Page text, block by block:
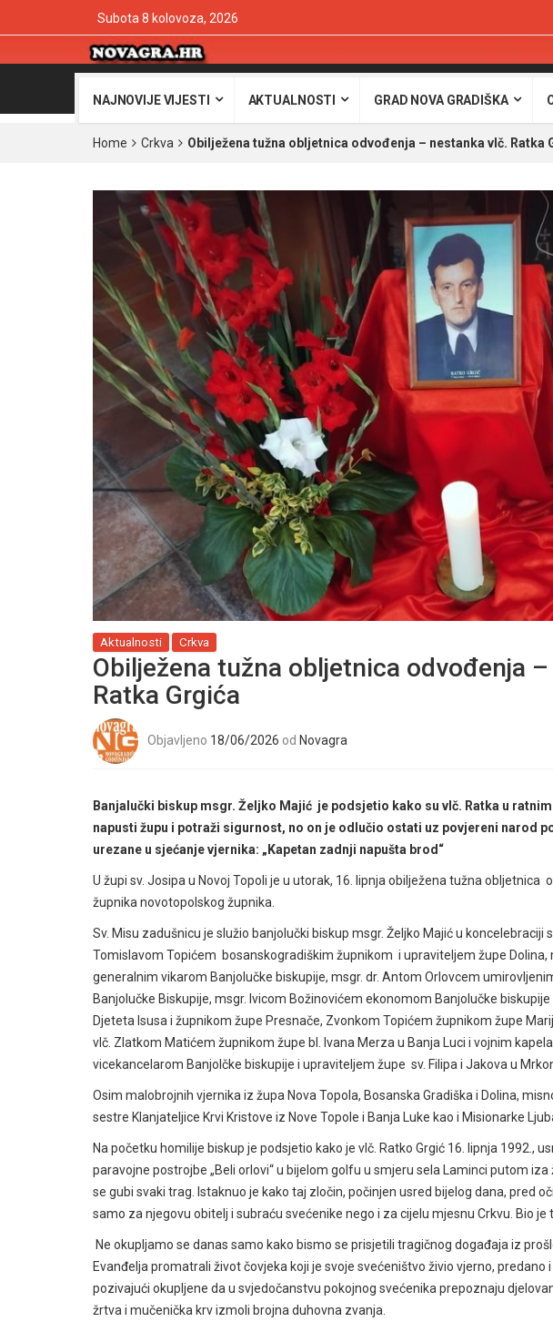
Subota 8 kolovoza, 2026
NAJNOVIJE VIJESTI AKTUALNOSTI GRAD NOVA GRADIŠKA
Home Crkva Obilježena tužna obljetnica odvođenja – nestanka vlč. Ratka
Aktualnosti Crkva
Obilježena tužna obljetnica odvođenja
Ratka Grgića
Objavljeno 18/06/2026 od Novagra
Banjalučki biskup msgr. Željko Majić je podsjetio kako su vlč. Ratka u
napusti župu i potraži sigurnost, no on je odlučio ostati uz povjereni narod
urezane u sjećanje vjernika: „Kapetan zadnji napušta brod“
U župi sv. Josipa u Novoj Topoli je u utorak, 16. lipnja obilježena tužna obljetnica
župnika novotopolskog župnika.
Sv. Misu zadušnicu je služio banjolučki biskup msgr. Željko Majić u koncelebraciji
Tomislavom Topićem bosanskogradiškim župnikom i upraviteljem župe Dolina,
generalnim vikarom Banjolučke biskupije, msgr. dr. Antom Orlovcem
Banjolučke Biskupije, msgr. Ivicom Božinovićem ekonomom Banjolučke
Djeteta Isusa i župnikom župe Presnače, Zvonkom Topićem župnikom župe
vlč. Zlatkom Matićem župnikom župe bl. Ivana Merza u Banja Luci i vojnim
vicekancelarom Banjolčke biskupije i upraviteljem župe sv. Filipa i Jakova u
Osim malobrojnih vjernika iz župa Nova Topola, Bosanska Gradiška i Dolina,
sestre Klanjateljice Krvi Kristove iz Nove Topole i Banja Luke kao i Misionarke
Na početku homilije biskup je podsjetio kako je vlč. Ratko Grgić 16. lipnja 1992.,
paravojne postrojbe „Beli orlovi“ u bijelom golfu u smjeru sela Laminci putom
se gubi svaki trag. Istaknuo je kako taj zločin, počinjen usred bijelog dana, pred
samo za njegovu obitelj i subraću svećenike nego i za cijelu mjesnu Crkvu. Bio
Ne okupljamo se danas samo kako bismo se prisjetili tragičnog događaja iz
Evanđelja promatrali život čovjeka koji je svoje svećeništvo živio vjerno, predano
pozivajući okupljene da u svjedočanstvu pokojnog svećenika prepoznaju
žrtva i mučenička krv izmoli brojna duhovna zvanja.